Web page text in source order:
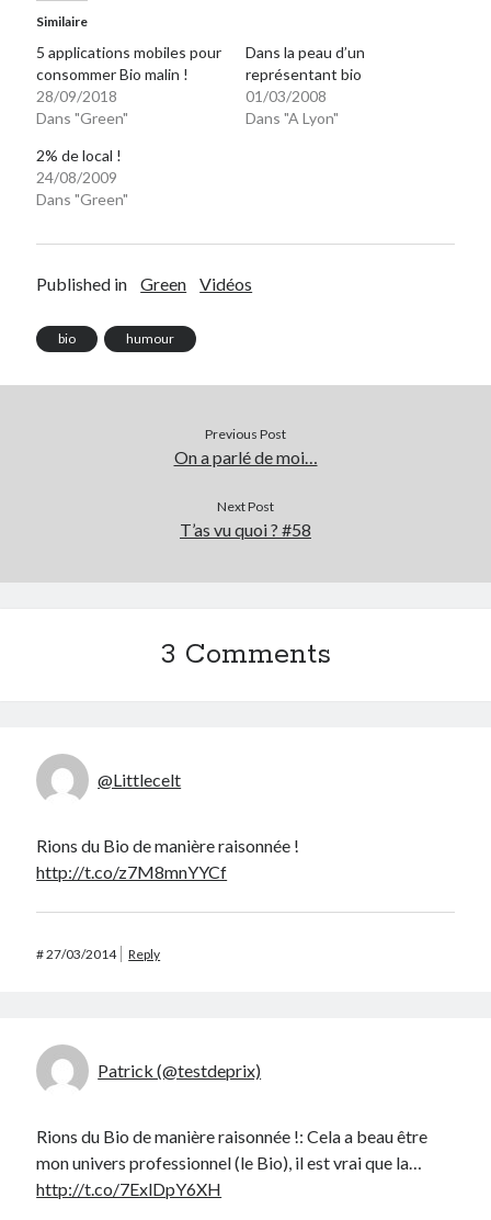
Similaire
5 applications mobiles pour
consommer Bio malin !
28/09/2018
Dans "Green"
Dans la peau d’un
représentant bio
01/03/2008
Dans "A Lyon"
2% de local !
24/08/2009
Dans "Green"
Published in Green Vidéos
bio humour
Previous Post
On a parlé de moi…
Next Post
T’as vu quoi ? #58
3 Comments
@Littlecelt
Rions du Bio de manière raisonnée !
http://t.co/z7M8mnYYCf
#27/03/2014 Reply
Patrick (@testdeprix)
Rions du Bio de manière raisonnée !: Cela a beau être
mon univers professionnel (le Bio), il est vrai que la…
http://t.co/7ExlDpY6XH